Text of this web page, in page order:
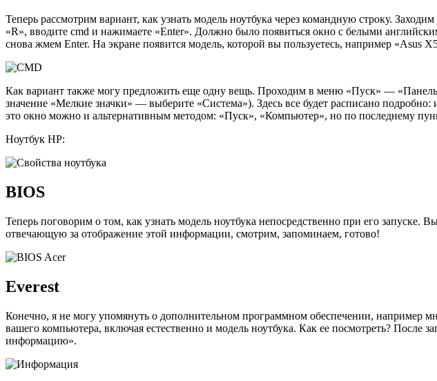
Теперь рассмотрим вариант, как узнать модель ноутбука через командную строку.
«R», вводите cmd и нажимаете «Enter». Должно было появиться окно с белыми
снова жмем Enter. На экране появится модель, которой вы пользуетесь, например «Asus
Как вариант также могу предложить еще одну вещь. Проходим в меню «Пуск» —
значение «Мелкие значки» — выберите «Система»). Здесь все будет расписано
это окно можно и альтернативным методом: «Пуск», «Компьютер», но по последнему
Ноутбук HP:
BIOS
Теперь поговорим о том, как узнать модель ноутбука непосредственно при его запуске.
отвечающую за отображение этой информации, смотрим, запоминаем, готово!
Everest
Конечно, я не могу упомянуть о дополнительном программном обеспечении, например
вашего компьютера, включая естественно и модель ноутбука. Как ее посмотреть?
информацию».